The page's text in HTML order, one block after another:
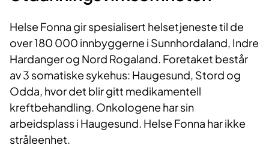
Helse Fonna gir spesialisert helsetjeneste til de
over 180 000 innbyggerne i Sunnhordaland, Indre
Hardanger og Nord Rogaland. Foretaket består
av 3 somatiske sykehus: Haugesund, Stord og
Odda, hvor det blir gitt medikamentell
kreftbehandling. Onkologene har sin
arbeidsplass i Haugesund. Helse Fonna har ikke
stråleenhet.